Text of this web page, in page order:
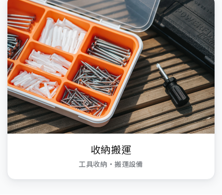
收納搬運
工具收納・搬運設備